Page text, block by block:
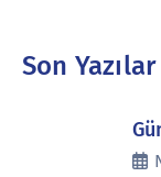
Son Yazılar